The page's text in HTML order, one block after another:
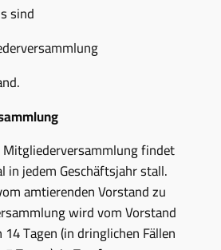
sind
Mitgliederversammlung findet
in jedem Geschäftsjahr stall.
amtierenden Vorstand zu
wird vom Vorstand
Tagen (in dringlichen Fällen